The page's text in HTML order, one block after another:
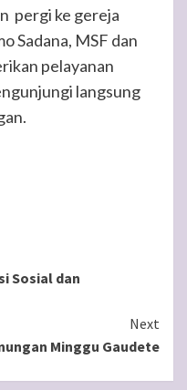
pergi ke gereja
Sadana, MSF dan
pelayanan
langsung
Sosial dan
Next
Minggu Gaudete